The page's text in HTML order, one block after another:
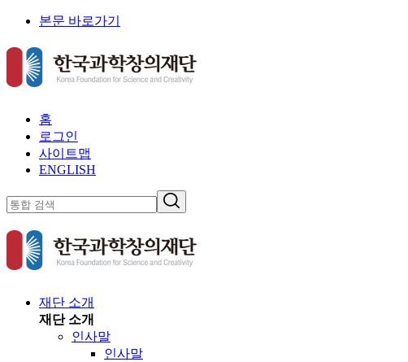
본문 바로가기
홈
로그인
사이트맵
ENGLISH
재단 소개
재단 소개
인사말
인사말